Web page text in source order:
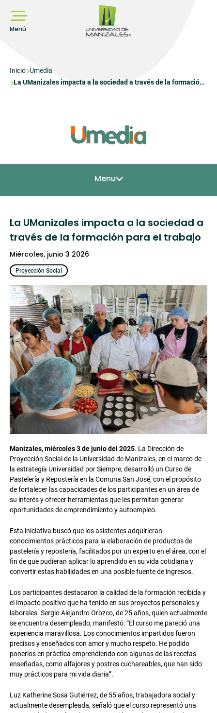
contenido
principal
Menú
Sobrescribir
enlaces
Inicio Umedia
La UManizales impacta a la sociedad a través de la formación
Menu
La UManizales impacta a la sociedad a
través de la formación para el trabajo
miércoles, junio 3 2026
Proyección Social
Manizales, miércoles 3 de junio del 2025. La Dirección de
Proyección Social de la Universidad de Manizales, en el marco de
la estrategia Universidad por Siempre, desarrolló un Curso de
Pastelería y Repostería en la Comuna San José, con el propósito
de fortalecer las capacidades de los participantes en un área de
su interés y ofrecer herramientas que les permitan generar
oportunidades de emprendimiento y autoempleo.
Esta iniciativa buscó que los asistentes adquirieran
conocimientos prácticos para la elaboración de productos de
pastelería y repostería, facilitados por un experto en el área, con el
fin de que pudieran aplicar lo aprendido en su vida cotidiana y
convertir estas habilidades en una posible fuente de ingresos.
Los participantes destacaron la calidad de la formación recibida y
el impacto positivo que ha tenido en sus proyectos personales y
laborales. Sergio Alejandro Orozco, de 25 años, quien actualmente
se encuentra desempleado, manifestó: “El curso me pareció una
experiencia maravillosa. Los conocimientos impartidos fueron
precisos y enseñados con amor y mucho respeto. He podido
ponerlos en práctica emprendiendo con algunas de las recetas
enseñadas, como alfajores y postres cuchareables, que han sido
muy prácticos para mi vida diaria”.
Luz Katherine Sosa Gutiérrez, de 55 años, trabajadora social y
actualmente desempleada, señaló que el curso representó una